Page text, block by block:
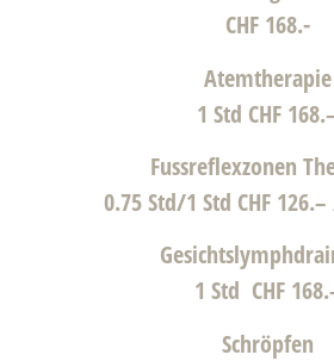
CHF 168.-
Atemtherapie
1 Std CHF
Fussreflexzonen
0.75 Std/1 Std CHF
1 Std CHF
Schröpfen